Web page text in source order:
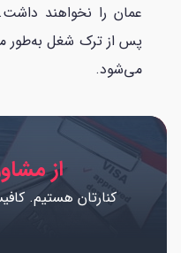
عمان را نخواهند
پس از ترک شغل به‌طور
می‌شود.
از
کنارتان هستیم.